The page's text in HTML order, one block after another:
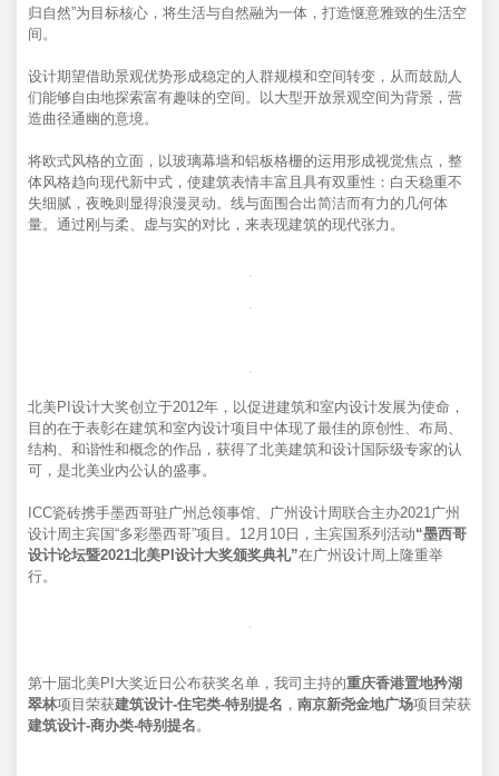
归自然”为目标核心，将生活与自然融为一体，打造惬意雅致的生活空
间。
设计期望借助景观优势形成稳定的人群规模和空间转变，从而鼓励人
们能够自由地探索富有趣味的空间。以大型开放景观空间为背景，营
造曲径通幽的意境。
将欧式风格的立面，以玻璃幕墙和铝板格栅的运用形成视觉焦点，整
体风格趋向现代新中式，使建筑表情丰富且具有双重性：白天稳重不
失细腻，夜晚则显得浪漫灵动。线与面围合出简洁而有力的几何体
量。通过刚与柔、虚与实的对比，来表现建筑的现代张力。
北美PI设计大奖创立于2012年，以促进建筑和室内设计发展为使命，
目的在于表彰在建筑和室内设计项目中体现了最佳的原创性、布局、
结构、和谐性和概念的作品，获得了北美建筑和设计国际级专家的认
可，是北美业内公认的盛事。
ICC瓷砖携手墨西哥驻广州总领事馆、广州设计周联合主办2021广州
设计周主宾国“多彩墨西哥”项目。12月10日，主宾国系列活动“墨西哥
设计论坛暨2021北美PI设计大奖颁奖典礼”在广州设计周上隆重举
行。
第十届北美PI大奖近日公布获奖名单，我司主持的重庆香港置地矜湖
翠林项目荣获建筑设计-住宅类-特别提名 ， 南京新尧金地广场项目荣获
建筑设计-商办类-特别提名 。